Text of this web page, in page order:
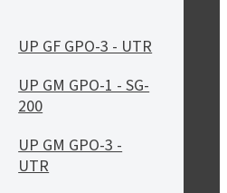
UP GF GPO-3 - UTR
UP GM GPO-1 - SG-
200
UP GM GPO-3 -
UTR